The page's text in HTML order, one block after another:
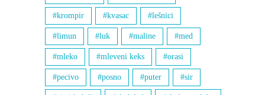
krompir kvasac lešnici
limun luk maline med
mleko mleveni keks orasi
pecivo posno puter sir